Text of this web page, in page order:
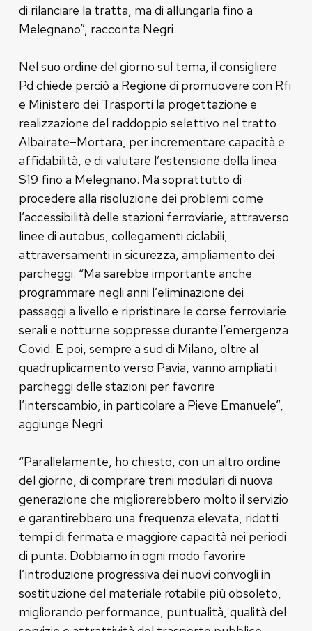
di rilanciare la tratta, ma di allungarla fino a
Melegnano”, racconta Negri.
Nel suo ordine del giorno sul tema, il consigliere
Pd chiede perciò a Regione di promuovere con Rfi
e Ministero dei Trasporti la progettazione e
realizzazione del raddoppio selettivo nel tratto
Albairate–Mortara, per incrementare capacità e
affidabilità, e di valutare l’estensione della linea
S19 fino a Melegnano. Ma soprattutto di
procedere alla risoluzione dei problemi come
l’accessibilità delle stazioni ferroviarie, attraverso
linee di autobus, collegamenti ciclabili,
attraversamenti in sicurezza, ampliamento dei
parcheggi. “Ma sarebbe importante anche
programmare negli anni l’eliminazione dei
passaggi a livello e ripristinare le corse ferroviarie
serali e notturne soppresse durante l’emergenza
Covid. E poi, sempre a sud di Milano, oltre al
quadruplicamento verso Pavia, vanno ampliati i
parcheggi delle stazioni per favorire
l’interscambio, in particolare a Pieve Emanuele”,
aggiunge Negri.
“Parallelamente, ho chiesto, con un altro ordine
del giorno, di comprare treni modulari di nuova
generazione che migliorerebbero molto il servizio
e garantirebbero una frequenza elevata, ridotti
tempi di fermata e maggiore capacità nei periodi
di punta. Dobbiamo in ogni modo favorire
l’introduzione progressiva dei nuovi convogli in
sostituzione del materiale rotabile più obsoleto,
migliorando performance, puntualità, qualità del